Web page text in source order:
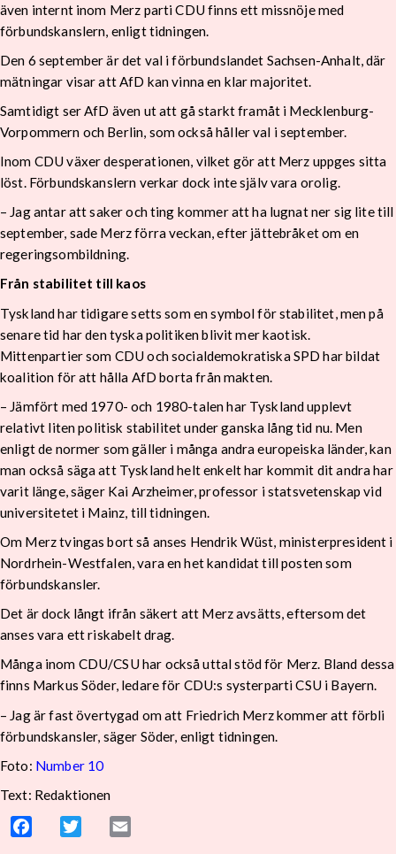
även internt inom Merz parti CDU finns ett missnöje med
förbundskanslern, enligt tidningen.
Den 6 september är det val i förbundslandet Sachsen-Anhalt, där
mätningar visar att AfD kan vinna en klar majoritet.
Samtidigt ser AfD även ut att gå starkt framåt i Mecklenburg-
Vorpommern och Berlin, som också håller val i september.
Inom CDU växer desperationen, vilket gör att Merz uppges sitta
löst. Förbundskanslern verkar dock inte själv vara orolig.
– Jag antar att saker och ting kommer att ha lugnat ner sig lite till
september, sade Merz förra veckan, efter jättebråket om en
regeringsombildning.
Från stabilitet till kaos
Tyskland har tidigare setts som en symbol för stabilitet, men på
senare tid har den tyska politiken blivit mer kaotisk.
Mittenpartier som CDU och socialdemokratiska SPD har bildat
koalition för att hålla AfD borta från makten.
– Jämfört med 1970- och 1980-talen har Tyskland upplevt
relativt liten politisk stabilitet under ganska lång tid nu. Men
enligt de normer som gäller i många andra europeiska länder, kan
man också säga att Tyskland helt enkelt har kommit dit andra har
varit länge, säger Kai Arzheimer, professor i statsvetenskap vid
universitetet i Mainz, till tidningen.
Om Merz tvingas bort så anses Hendrik Wüst, ministerpresident i
Nordrhein-Westfalen, vara en het kandidat till posten som
förbundskansler.
Det är dock långt ifrån säkert att Merz avsätts, eftersom det
anses vara ett riskabelt drag.
Många inom CDU/CSU har också uttal stöd för Merz. Bland dessa
finns Markus Söder, ledare för CDU:s systerparti CSU i Bayern.
– Jag är fast övertygad om att Friedrich Merz kommer att förbli
förbundskansler, säger Söder, enligt tidningen.
Foto: Number 10
Text: Redaktionen
Facebook Twitter